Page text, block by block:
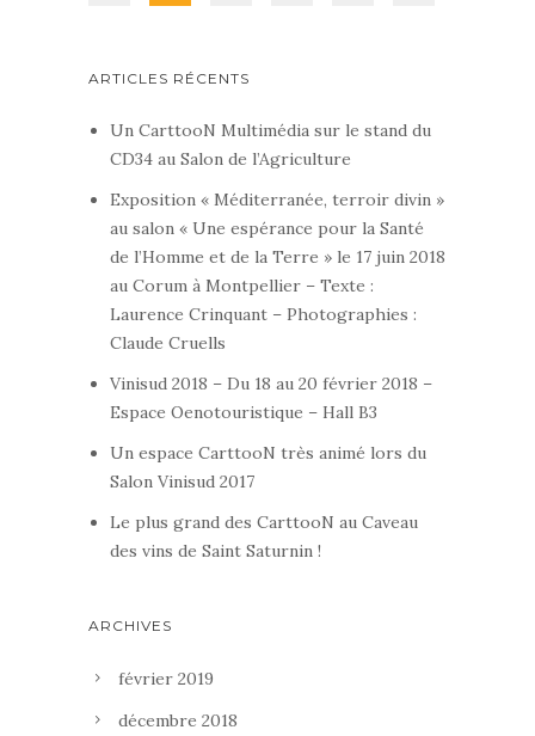
ARTICLES RÉCENTS
Un CarttooN Multimédia sur le stand du
CD34 au Salon de l’Agriculture
Exposition « Méditerranée, terroir divin »
au salon « Une espérance pour la Santé
de l’Homme et de la Terre » le 17 juin 2018
au Corum à Montpellier – Texte :
Laurence Crinquant – Photographies :
Claude Cruells
Vinisud 2018 – Du 18 au 20 février 2018 –
Espace Oenotouristique – Hall B3
Un espace CarttooN très animé lors du
Salon Vinisud 2017
Le plus grand des CarttooN au Caveau
des vins de Saint Saturnin !
ARCHIVES
février 2019
décembre 2018